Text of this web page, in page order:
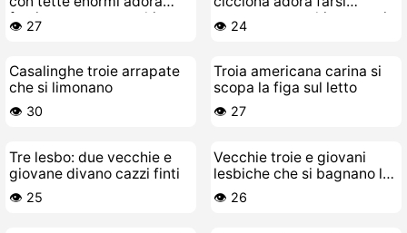
farsi scopare e succhiare
cazzi
👁️ 27
scopare e succhiare cazzi
👁️ 24
Casalinghe troie arrapate
che si limonano
👁️ 30
Troia americana carina si
scopa la figa sul letto
👁️ 27
Tre lesbo: due vecchie e
giovane divano cazzi finti
👁️ 25
Vecchie troie e giovani
lesbiche che si bagnano la
figa
👁️ 26